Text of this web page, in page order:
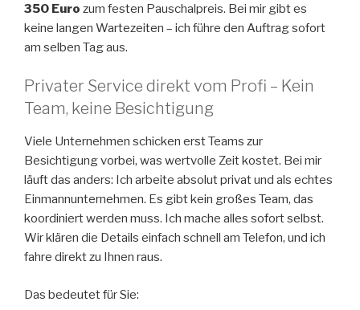
350 Euro zum festen Pauschalpreis. Bei mir gibt es
keine langen Wartezeiten – ich führe den Auftrag sofort
am selben Tag aus.
Privater Service direkt vom Profi – Kein
Team, keine Besichtigung
Viele Unternehmen schicken erst Teams zur
Besichtigung vorbei, was wertvolle Zeit kostet. Bei mir
läuft das anders: Ich arbeite absolut privat und als echtes
Einmannunternehmen. Es gibt kein großes Team, das
koordiniert werden muss. Ich mache alles sofort selbst.
Wir klären die Details einfach schnell am Telefon, und ich
fahre direkt zu Ihnen raus.
Das bedeutet für Sie: